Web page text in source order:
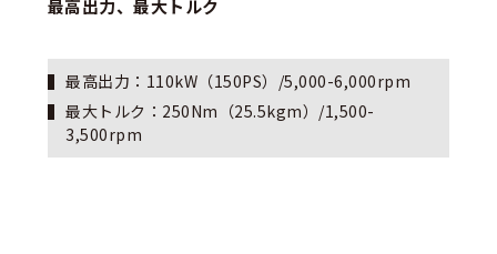
最高出力、最大トルク
最高出力：110kW（150PS）/5,000-6,000rpm
最大トルク：250Nm（25.5kgm）/1,500-
3,500rpm